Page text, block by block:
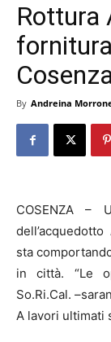
Rottura
By Andreina
COSENZA –
sta
in città. “Le
So.Ri.Cal.
A lavori ultimati